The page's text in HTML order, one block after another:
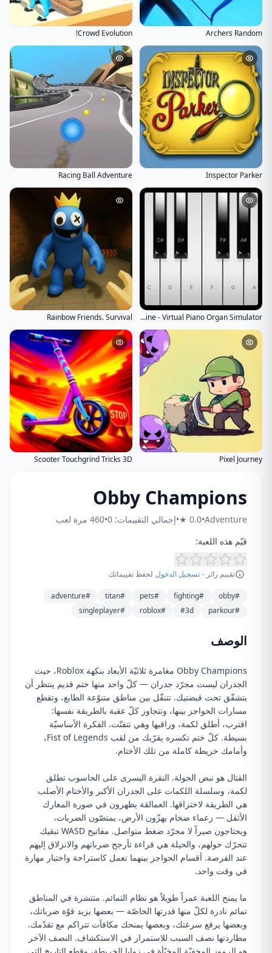
Archers Random
Crowd Evolution!
Inspector Parker
Racing Ball Adventure
Piano Online - Virtual Piano Organ Simulator
Rainbow Friends. Survival
Pixel Journey
Scooter Touchgrind Tricks 3D
Obby Champions
Adventure
•
0.0 ★
•إجمالي التقييمات: 0 •460 مرة لعب
قيّم هذه اللعبة:
تقييم زائر - تسجيل الدخول لحفظ تقييماتك
#obby
#fighting
#pets
#titan
#adventure
#parkour
#3d
#roblox
#singleplayer
الوصف
Obby Champions مغامرة ثلاثيّة الأبعاد بنكهة Roblox، حيث
الجدران ليست مجرّد جدران — كلّ واحد منها ختم قديم ينتظر أن
يتشقّق تحت قبضتيك. تتنقّل بين مناطق متنوّعة الطابع، وتقطع
مسارات الحواجز بينها، وتتجاوز كلّ عقبة بالطريقة نفسها:
اقترب، أطلق لكمة، وراقبها وهي تتفتّت. الفكرة الأساسيّة
بسيطة. كلّ ختم تكسره يقرّبك من لقب Fist of Legends،
وأمامك خريطة كاملة من تلك الأختام.
القتال هو نبض الجولة. النقرة اليسرى على الحاسوب تطلق
لكمة، وسلسلة اللكمات على الجدران الأكبر والأختام الأصلب
هي الطريقة لاختراقها. العمالقة يظهرون في صورة المعارك
الأثقل — زعماء ضخام يهزّون الأرض، يمتصّون الضربات،
ويحتاجون صبراً لا مجرّد ضغط متواصل. مفاتيح WASD تبقيك
تتحرّك حولهم، والحيلة هي قراءة تأرجح ضرباتهم والانزلاق إليهم
عند الفرصة. أقسام الحواجز بينهما تعمل كاستراحة واختبار مهارة
في وقت واحد.
ما يمنح اللعبة عمراً طويلاً هو نظام التمائم. منتشرة في المناطق
تمائم نادرة لكلّ منها قدرتها الخاصّة — بعضها يزيد قوّة ضرباتك،
وبعضها يرفع سرعتك، وبعضها يمنحك مكافآت تتراكم مع تقدّمك.
مطاردتها نصف السبب للاستمرار في الاستكشاف. النصف الآخر